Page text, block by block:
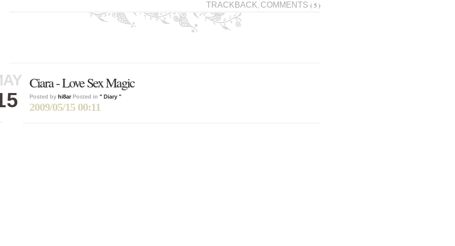
TRACKBACK, COMMENTS ( 5 )
Ciara - Love Sex Magic
Posted by hi8ar Posted in " Diary "
2009/05/15 00:11